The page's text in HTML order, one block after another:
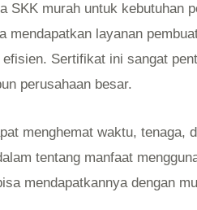
SKK murah untuk kebutuhan
mendapatkan layanan
Sertifikat ini sangat
perusahaan besar.
menghemat waktu, tenaga,
tentang manfaat
mendapatkannya dengan